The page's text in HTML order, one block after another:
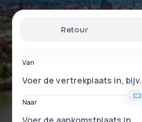
Retour
Van
Naar